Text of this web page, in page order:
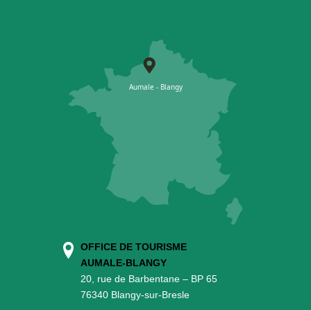
OFFICE DE TOURISME
AUMALE-BLANGY
20, rue de Barbentane – BP 65
76340 Blangy-sur-Bresle